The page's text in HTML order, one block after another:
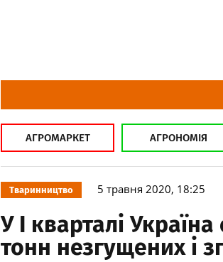
АГРОМАРКЕТ АГРОНОМІЯ
Тваринництво 5 травня 2020, 18:25
У І кварталі
тонн незгущених і